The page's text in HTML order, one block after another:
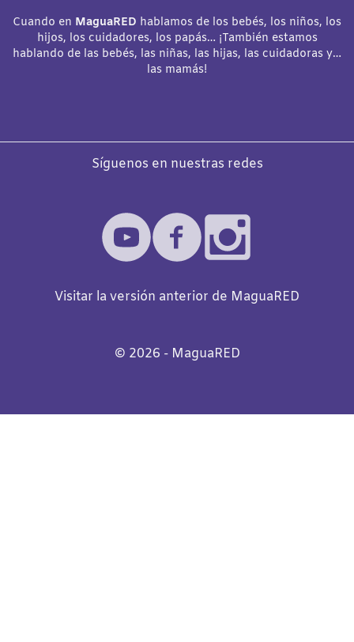
Cuando en MaguaRED hablamos de los bebés, los niños, los
hijos, los cuidadores, los papás… ¡También estamos
hablando de las bebés, las niñas, las hijas, las cuidadoras y…
las mamás!
Síguenos en nuestras redes
Visitar la versión anterior de MaguaRED
©️ 2026 - MaguaRED